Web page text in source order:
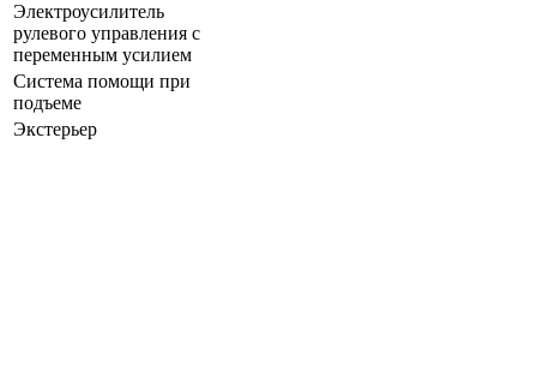
Электроусилитель
рулевого управления с
переменным усилием
Система помощи при
подъеме
Экстерьер